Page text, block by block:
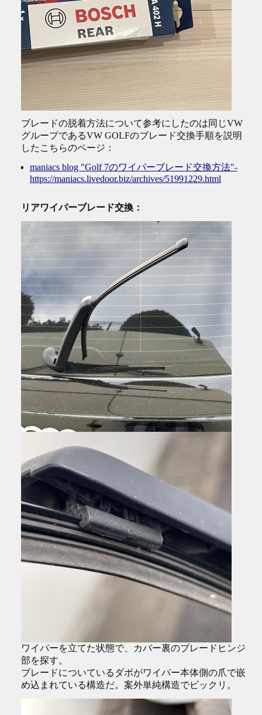
ブレードの脱着方法について参考にしたのは同じVW
グループであるVW GOLFのブレード交換手順を説明
したこちらのページ：
maniacs blog "Golf 7のワイパーブレード交換方法"-
https://maniacs.livedoor.biz/archives/51991229.html
リアワイパーブレード交換：
ワイパーを立てた状態で、カバー裏のブレードヒンジ
部を探す。
ブレードについているダボがワイパー本体側の爪で嵌
め込まれている構造だ。案外単純構造でビックリ。